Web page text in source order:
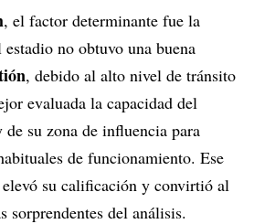
, el factor determinante fue la
no obtuvo una buena
, debido al alto nivel de tránsito
evaluada la capacidad del
su zona de influencia para
de funcionamiento. Ese
su calificación y convirtió al
sorprendentes del análisis.